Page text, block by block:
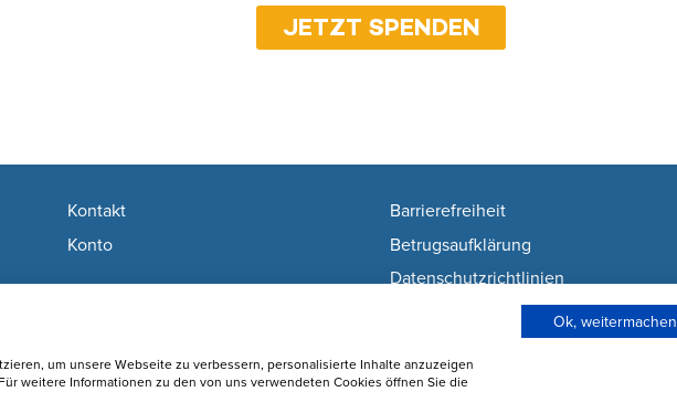
JETZT SPENDEN
Kontakt
Konto
Barrierefreiheit
Betrugsaufklärung
Datenschutzrichtlinien
Nutzunsgbedingungen
Wie wir Cookies verwenden
Cookie-Einstellungen ändern
um unsere Webseite zu verbessern, personalisierte Inhalte anzuzeigen
weitere Informationen zu den von uns verwendeten Cookies öffnen Sie die
Ok, weitermachen